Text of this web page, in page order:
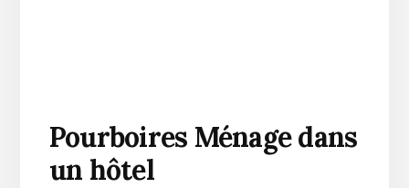
Pourboires Ménage dans
un hôtel